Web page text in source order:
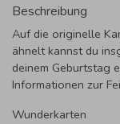
Beschreibung
Auf die originelle
ähnelt kannst du
deinem Geburtstag
Informationen zur
Wunderkarten